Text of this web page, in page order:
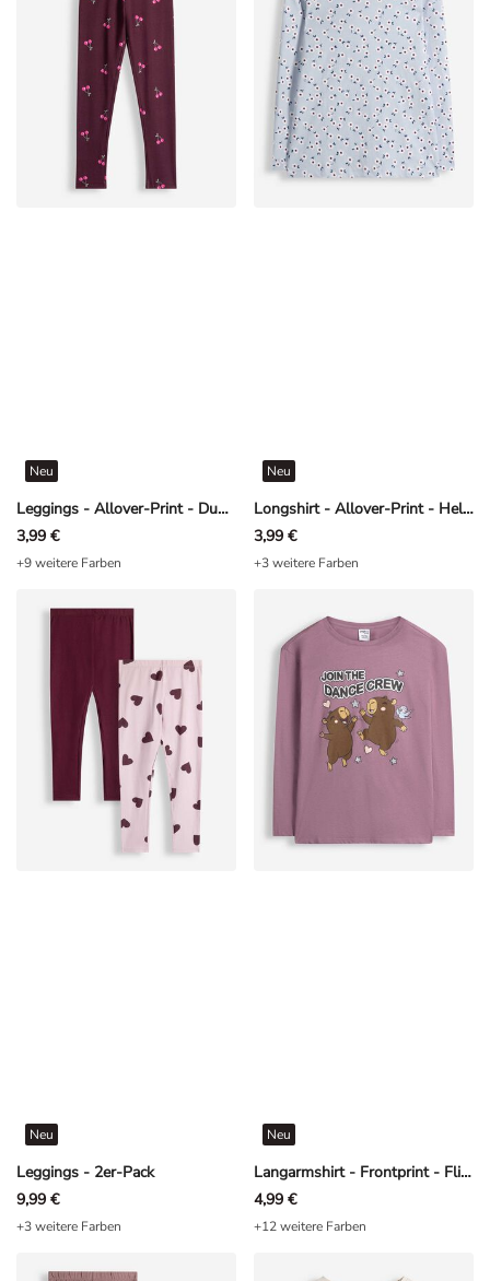
Leggings - Allover-Print - Dunkelrot
Neu
3,99 €
+9 weitere Farben
Longshirt - Allover-Print - Hellblau
Neu
3,99 €
+3 weitere Farben
Leggings - 2er-Pack
Neu
9,99 €
+3 weitere Farben
Langarmshirt - Frontprint - Flieder
Neu
4,99 €
+12 weitere Farben